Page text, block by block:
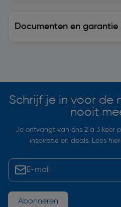
Documenten en garantie
Schrijf je in voor de
nooit
Je ontvangt van ons 2 à 3 keer
inspiratie en deals. Lees
Abonneren